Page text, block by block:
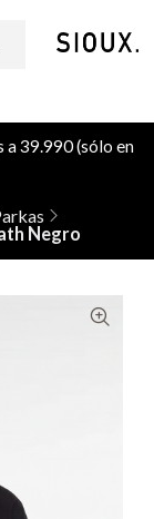
a 39.990 (sólo en
Negro